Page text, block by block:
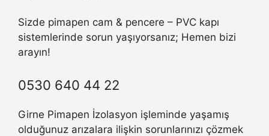
Sizde pimapen cam & pencere – PVC kapı
sistemlerinde sorun yaşıyorsanız; Hemen bizi
arayın!
0530 640 44 22
Girne Pimapen İzolasyon işleminde yaşamış
olduğunuz arızalara ilişkin sorunlarınızı çözmek